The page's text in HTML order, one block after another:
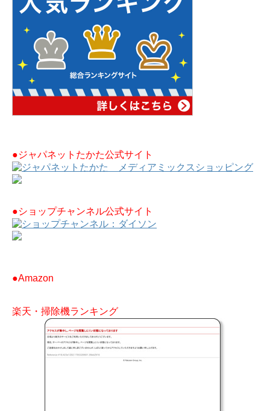
●ジャパネットたかた公式サイト
●ショップチャンネル公式サイト
●Amazon
楽天・掃除機ランキング